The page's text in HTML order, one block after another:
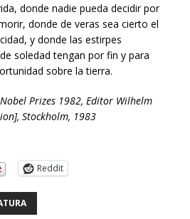
donde nadie pueda decidir por
donde de veras sea cierto el
y donde las estirpes
soledad tengan por fin y para
sobre la tierra.
Prizes 1982, Editor Wilhelm
Stockholm, 1983
Reddit